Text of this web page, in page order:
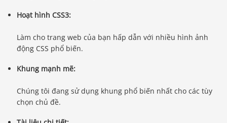
Hoạt hình CSS3:
Làm cho trang web của bạn hấp dẫn với nhiều hình ảnh
động CSS phổ biến.
Khung mạnh mẽ:
Chúng tôi đang sử dụng khung phổ biến nhất cho các tùy
chọn chủ đề.